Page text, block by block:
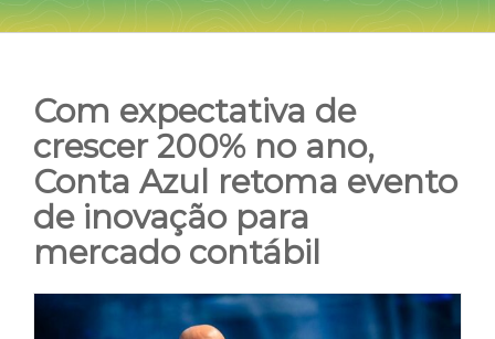
Com expectativa de
crescer 200% no ano,
Conta Azul retoma evento
de inovação para
mercado contábil